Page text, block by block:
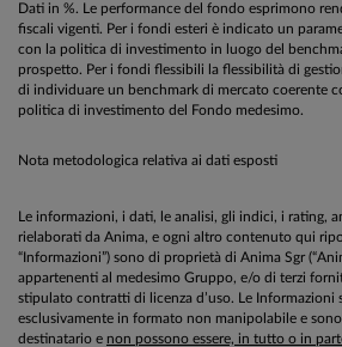
Dati in %. Le performance del fondo esprimono
fiscali vigenti. Per i fondi esteri è indicato un
con la politica di investimento in luogo del
prospetto. Per i fondi flessibili la flessibilità di
di individuare un benchmark di mercato coerente
politica di investimento del Fondo medesimo.
Nota metodologica relativa ai dati esposti
Le informazioni, i dati, le analisi, gli indici, i rating,
rielaborati da Anima, e ogni altro contenuto qui
“Informazioni”) sono di proprietà di Anima Sgr
appartenenti al medesimo Gruppo, e/o di terzi
stipulato contratti di licenza d’uso. Le Informazioni
esclusivamente in formato non manipolabile e
destinatario e non possono essere, in tutto o in